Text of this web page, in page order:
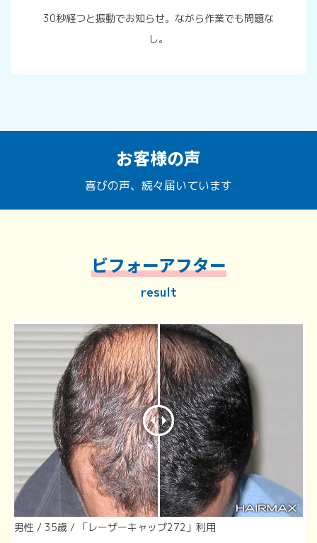
30秒経つと振動でお知らせ。ながら作業でも問題な
し。
お客様の声
喜びの声、続々届いています
ビフォーアフター
result
男性 / 35歳 / 「レーザーキャップ272」利用